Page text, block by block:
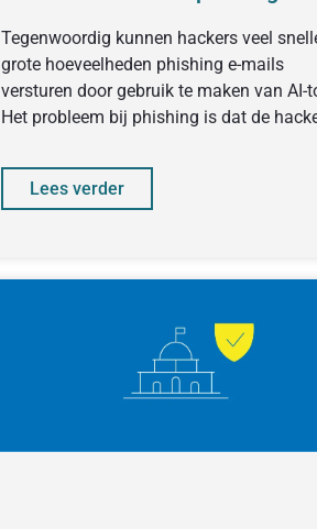
Tegenwoordig kunnen hackers veel
grote hoeveelheden phishing e-mails
versturen door gebruik te maken van AI-
Het probleem bij phishing is dat de
Lees verder